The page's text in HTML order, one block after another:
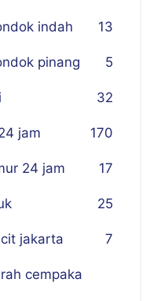
indah 13
pinang 5
32
jam 170
24 jam 17
25
jakarta 7
cempaka